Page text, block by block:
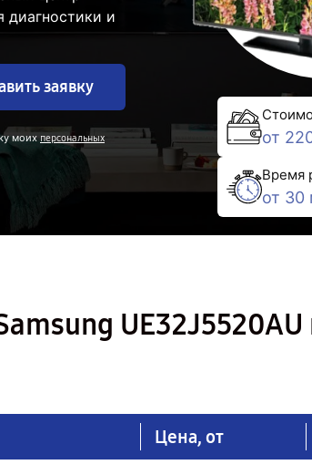
диагностики и
заявку
моихперсональных
от
Время
от 30
UE32J5520AU
Цена, от